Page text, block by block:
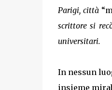
Parigi, città
scrittore si
universitari.
In nessun
insieme